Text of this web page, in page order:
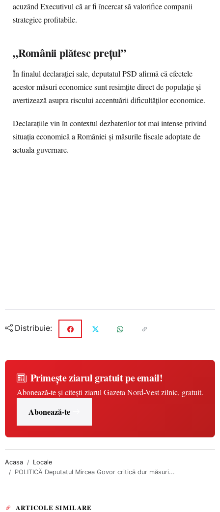
acuzând Executivul că ar fi încercat să valorifice companii
strategice profitabile.
„Românii plătesc prețul”
În finalul declarației sale, deputatul PSD afirmă că efectele
acestor măsuri economice sunt resimțite direct de populație și
avertizează asupra riscului accentuării dificultăților economice.
Declarațiile vin în contextul dezbaterilor tot mai intense privind
situația economică a României și măsurile fiscale adoptate de
actuala guvernare.
Distribuie:
Primește ziarul gratuit pe email!
Abonează-te și citești ziarul Gazeta Nord-Vest zilnic, gratuit.
Abonează-te
Acasa
Locale
POLITICĂ Deputatul Mircea Govor critică dur măsuri...
ARTICOLE SIMILARE